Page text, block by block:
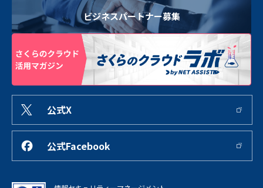
ビジネスパートナー募集
公式X
公式Facebook